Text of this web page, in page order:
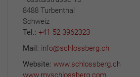
8488 Turbenthal
Schweiz
Tel.: +41 52 3962323
Mail: info@schlossberg.ch
Website: www.schlossberg.ch
www.myschlossberg.com